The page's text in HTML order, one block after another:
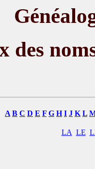
des
A B C D E F G H I J K L
LA LE